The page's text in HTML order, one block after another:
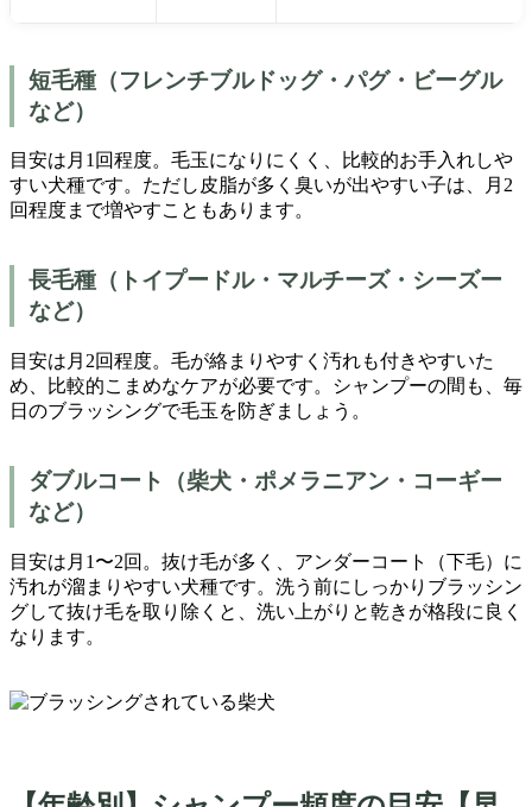
短毛種（フレンチブルドッグ・パグ・ビーグル
など）
目安は月1回程度。毛玉になりにくく、比較的お手入れしや
すい犬種です。ただし皮脂が多く臭いが出やすい子は、月2
回程度まで増やすこともあります。
長毛種（トイプードル・マルチーズ・シーズー
など）
目安は月2回程度。毛が絡まりやすく汚れも付きやすいた
め、比較的こまめなケアが必要です。シャンプーの間も、毎
日のブラッシングで毛玉を防ぎましょう。
ダブルコート（柴犬・ポメラニアン・コーギー
など）
目安は月1〜2回。抜け毛が多く、アンダーコート（下毛）に
汚れが溜まりやすい犬種です。洗う前にしっかりブラッシン
グして抜け毛を取り除くと、洗い上がりと乾きが格段に良く
なります。